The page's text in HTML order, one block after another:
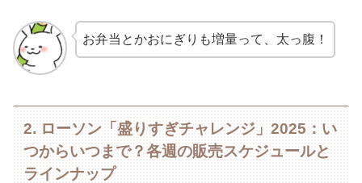
お弁当とかおにぎりも増量って、太っ腹！
2. ローソン「盛りすぎチャレンジ」2025：い
つからいつまで？各週の販売スケジュールと
ラインナップ